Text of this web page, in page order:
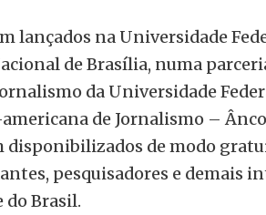
lançados na Universidade
de Brasília, numa
da Universidade
de Jornalismo –
disponibilizados de modo
pesquisadores e demais
Brasil.